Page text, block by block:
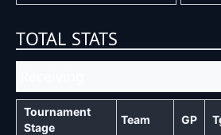
TOTAL STATS
Tournament
Stage
Team GP